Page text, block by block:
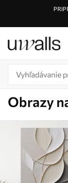
Obrazy